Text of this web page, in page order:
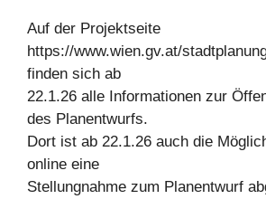
Auf der Projektseite
https://www.wien.gv.at/
finden sich ab
22.1.26 alle Informationen zur
des Planentwurfs.
Dort ist ab 22.1.26 auch die
online eine
Stellungnahme zum Planentwurf